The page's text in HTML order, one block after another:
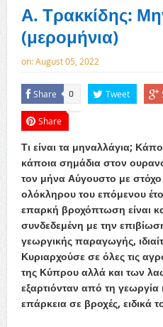
Α. Τρακκίδης:
(μερομήνια)
on:August 05, 2022
Share 0 Tweet
Share
Τι είναι τα μηναλλάγια;
κάποια σημάδια στον
τον μήνα Αύγουστο με
ολόκληρου του επόμενου
επαρκή βροχόπτωση είναι
συνδεδεμένη με την
γεωργικής παραγωγής,
Κυριαρχούσε σε όλες τις
της Κύπρου αλλά και των
εξαρτιόνταν από τη γεωργία
επάρκεια σε βροχές, ειδικά